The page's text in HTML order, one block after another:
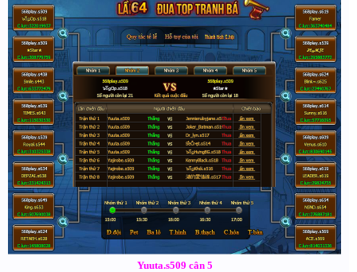
Yuuta.s509 cân 5